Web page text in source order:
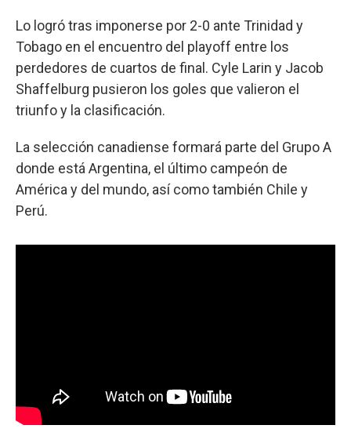
Lo logró tras imponerse por 2-0 ante Trinidad y
Tobago en el encuentro del playoff entre los
perdedores de cuartos de final. Cyle Larin y Jacob
Shaffelburg pusieron los goles que valieron el
triunfo y la clasificación.
La selección canadiense formará parte del Grupo A
donde está Argentina, el último campeón de
América y del mundo, así como también Chile y
Perú.